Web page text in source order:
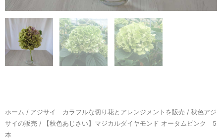
ホーム / アジサイ カラフルな切り花とアレンジメントを販売 / 秋色アジ
サイの販売 / 【秋色あじさい】マジカルダイヤモンド オータムピンク 5
本